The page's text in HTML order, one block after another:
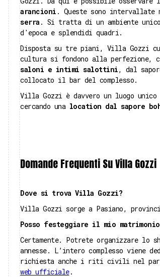
arancioni . Queste sono intervallate
serra . Si tratta di un ambiente
d'epoca e splendidi quadri.
Disposta su tre piani, Villa Gozzi
cultura si fondono alla perfezione,
saloni e intimi salottini, dal
collocato il bar del complesso.
Villa Gozzi è davvero un luogo
cercando una location dal sapore
Domande Frequenti Su Villa Gozzi
Dove si trova Villa Gozzi?
Villa Gozzi sorge a Pasiano,
Posso festeggiare il mio
Certamente. Potrete organizzare
annesse. L’intero complesso viene
richiesta anche i riti civili nel
web ufficiale.